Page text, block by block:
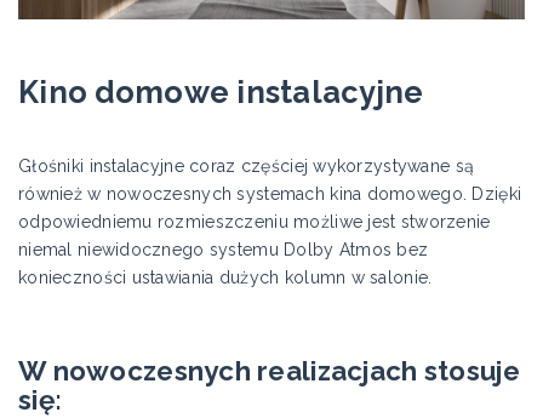
Kino domowe instalacyjne
Głośniki instalacyjne coraz częściej wykorzystywane są
również w nowoczesnych systemach kina domowego. Dzięki
odpowiedniemu rozmieszczeniu możliwe jest stworzenie
niemal niewidocznego systemu Dolby Atmos bez
konieczności ustawiania dużych kolumn w salonie.
W nowoczesnych realizacjach stosuje
się: